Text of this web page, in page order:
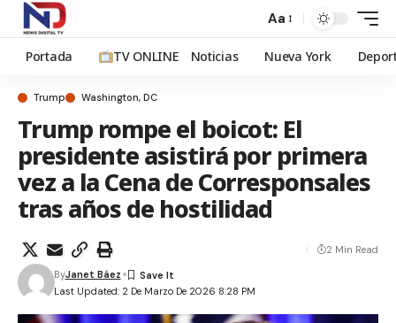
Aa
Portada TV ONLINE Noticias Nueva York
Trump Washington, DC
Trump rompe el boicot: El
presidente asistirá por primera
vez a la Cena de Corresponsales
tras años de hostilidad
Last Updated: 2 De Marzo De 2026 8:28 PM
ByJanet Báez
2 Min Read